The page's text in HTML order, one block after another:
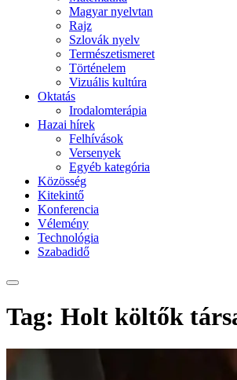
Magyar nyelvtan
Rajz
Szlovák nyelv
Természetismeret
Történelem
Vizuális kultúra
Oktatás
Irodalomterápia
Hazai hírek
Felhívások
Versenyek
Egyéb kategória
Közösség
Kitekintő
Konferencia
Vélemény
Technológia
Szabadidő
Tag: Holt költők